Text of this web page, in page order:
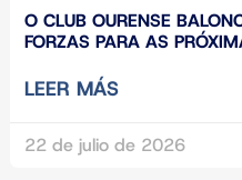
O CLUB OURENSE
FORZAS PARA AS
LEER MÁS
22 de julio de 2026